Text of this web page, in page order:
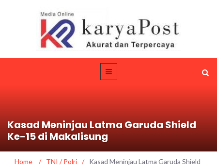
Kasad Meninjau Latma Garuda Shield
Ke-15 di Makalisung
Home / TNI / Polri /
Kasad Meninjau Latma Garuda Shield